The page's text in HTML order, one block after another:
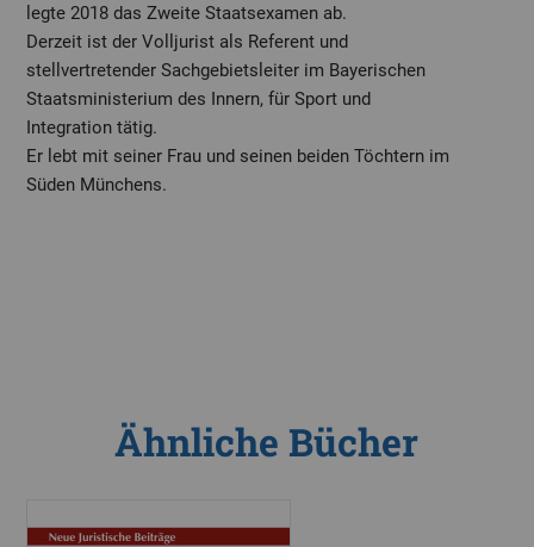
legte 2018 das Zweite Staatsexamen ab.
Derzeit ist der Volljurist als Referent und
stellvertretender Sachgebietsleiter im Bayerischen
Staatsministerium des Innern, für Sport und
Integration tätig.
Er lebt mit seiner Frau und seinen beiden Töchtern im
Süden Münchens.
Ähnliche Bücher